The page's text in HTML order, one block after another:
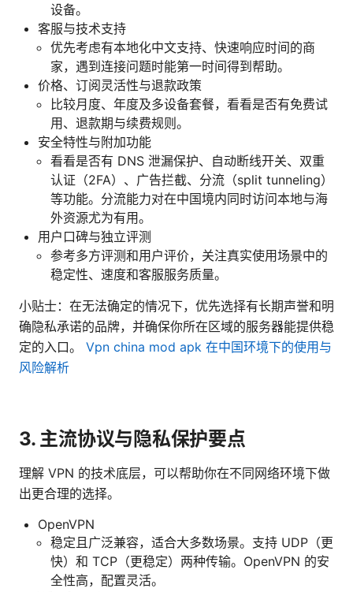
设备。
客服与技术支持
优先考虑有本地化中文支持、快速响应时间的商
家，遇到连接问题时能第一时间得到帮助。
价格、订阅灵活性与退款政策
比较月度、年度及多设备套餐，看看是否有免费试
用、退款期与续费规则。
安全特性与附加功能
看看是否有 DNS 泄漏保护、自动断线开关、双重
认证（2FA）、广告拦截、分流（split tunneling）
等功能。分流能力对在中国境内同时访问本地与海
外资源尤为有用。
用户口碑与独立评测
参考多方评测和用户评价，关注真实使用场景中的
稳定性、速度和客服服务质量。
小贴士：在无法确定的情况下，优先选择有长期声誉和明
确隐私承诺的品牌，并确保你所在区域的服务器能提供稳
定的入口。 Vpn china mod apk 在中国环境下的使用与
风险解析
3. 主流协议与隐私保护要点
理解 VPN 的技术底层，可以帮助你在不同网络环境下做
出更合理的选择。
OpenVPN
稳定且广泛兼容，适合大多数场景。支持 UDP（更
快）和 TCP（更稳定）两种传输。OpenVPN 的安
全性高，配置灵活。